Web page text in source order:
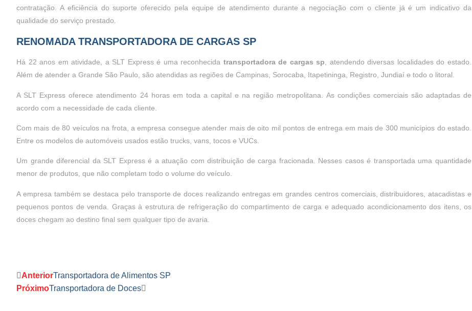
contratação. A eficiência do suporte oferecido pela equipe de atendimento durante a negociação com o cliente já é um indicativo da
qualidade do serviço prestado.
RENOMADA TRANSPORTADORA DE CARGAS SP
Há 22 anos em atividade, a SLT Express é uma reconhecida transportadora de cargas sp , atendendo diversas localidades do estado.
Além de atender a Grande São Paulo, são atendidas as regiões de Campinas, Sorocaba, Itapetininga, Registro, Jundiaí e todo o litoral.
A SLT Express oferece atendimento 24 horas em toda a capital e na região metropolitana. As condições comerciais são adaptadas de
acordo com a necessidade de cada cliente.
Com mais de 80 veículos na frota, a empresa consegue atender mais de oito mil pontos de entrega em mais de 300 municípios do estado.
Entre os modelos de automóveis usados estão trucks, vans, tocos e VUCs.
Um grande diferencial da SLT Express é a atuação com distribuição de carga fracionada. Nesses casos é transportada uma quantidade
menor de produtos, que não completam todo o volume do veículo.
A empresa também se destaca pelo transporte de doces realizando entregas em grandes centros comerciais, distribuidores, atacadistas e
pequenos pontos de venda. Graças à estrutura de refrigeração do compartimento de carga e adequado acondicionamento dos itens, os
doces chegam ao destino final sem qualquer tipo de avaria.
AnteriorTransportadora de Alimentos SP
PróximoTransportadora de Doces